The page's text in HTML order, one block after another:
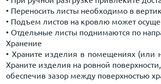
• Переносить листы необходимо в
• Подъем листов на кровлю может
• Отдельные листы поднимаются по
Хранение
• Храните изделия в помещениях (или
Храните изделия на ровной поверхности,
обеспечив зазор между поверхностью